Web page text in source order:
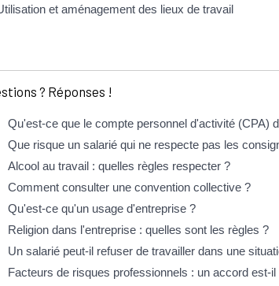
et aménagement des lieux de travail
? Réponses !
Qu'est-ce que le compte personnel d'activité (CPA)
Que risque un salarié qui ne respecte pas les
Alcool au travail : quelles règles respecter ?
Comment consulter une convention collective ?
Qu'est-ce qu'un usage d'entreprise ?
Religion dans l'entreprise : quelles sont les règles ?
Un salarié peut-il refuser de travailler dans une
Facteurs de risques professionnels : un accord est-il